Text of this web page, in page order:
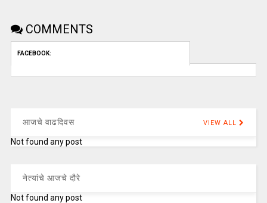
COMMENTS
FACEBOOK:
आजचे वाढदिवस VIEW ALL
Not found any post
नेत्यांचे आजचे दौरे
Not found any post